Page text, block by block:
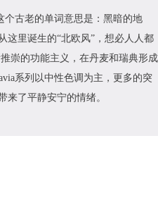
个古老的单词意思是：黑暗的地
里诞生的“北欧风”，想必人人都
崇的功能主义，在丹麦和瑞典形成
系列以中性色调为主，更多的突
来了平静安宁的情绪。